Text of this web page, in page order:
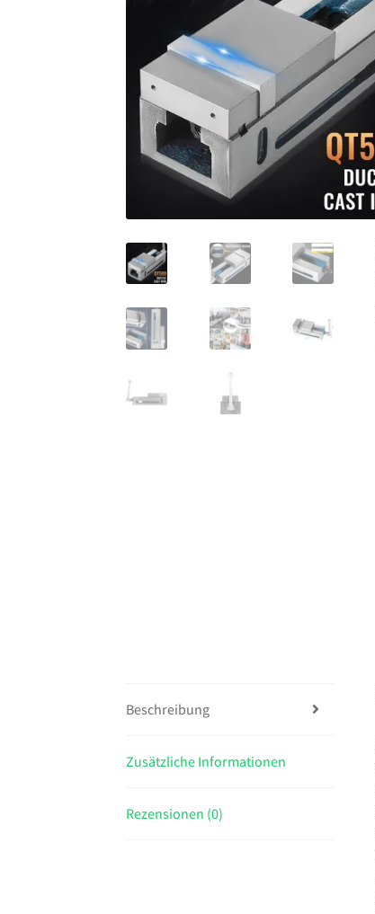
Beschreibung
Zusätzliche Informationen
Rezensionen (0)